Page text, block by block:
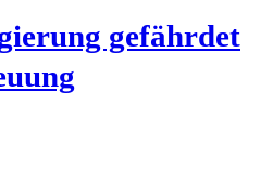
gefähr­det